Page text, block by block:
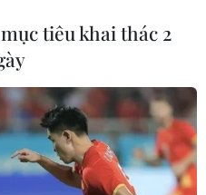
tiêu khai thác 2